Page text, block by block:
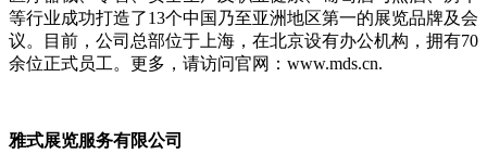
等行业成功打造了13个中国乃至亚洲地区第一的展览品牌及会
议。目前，公司总部位于上海，在北京设有办公机构，拥有70
余位正式员工。更多，请访问官网：www.mds.cn.
雅式展览服务有限公司